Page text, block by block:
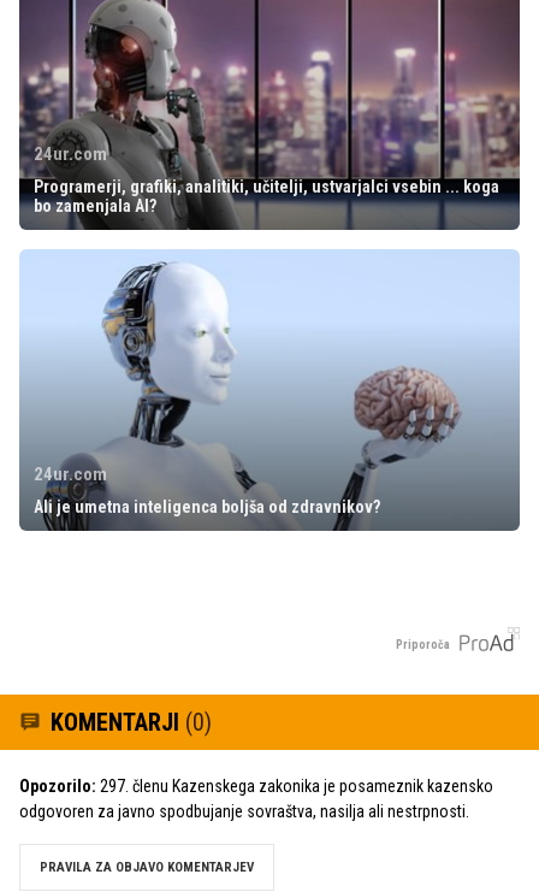
24ur.com
Programerji, grafiki, analitiki, učitelji, ustvarjalci vsebin ... koga
bo zamenjala AI?
24ur.com
Ali je umetna inteligenca boljša od zdravnikov?
Priporoča
KOMENTARJI (0)
Opozorilo: 297. členu Kazenskega zakonika je posameznik kazensko
odgovoren za javno spodbujanje sovraštva, nasilja ali nestrpnosti.
PRAVILA ZA OBJAVO KOMENTARJEV